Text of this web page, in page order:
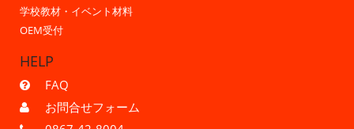
学校教材・イベント材料
OEM受付
HELP
FAQ
お問合せフォーム